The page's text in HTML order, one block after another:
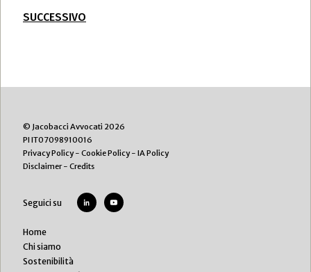
SUCCESSIVO
© Jacobacci Avvocati 2026
PI IT07098910016
Privacy Policy- Cookie Policy- IA Policy
Disclaimer- Credits
Seguici su
Home
Chi siamo
Sostenibilità